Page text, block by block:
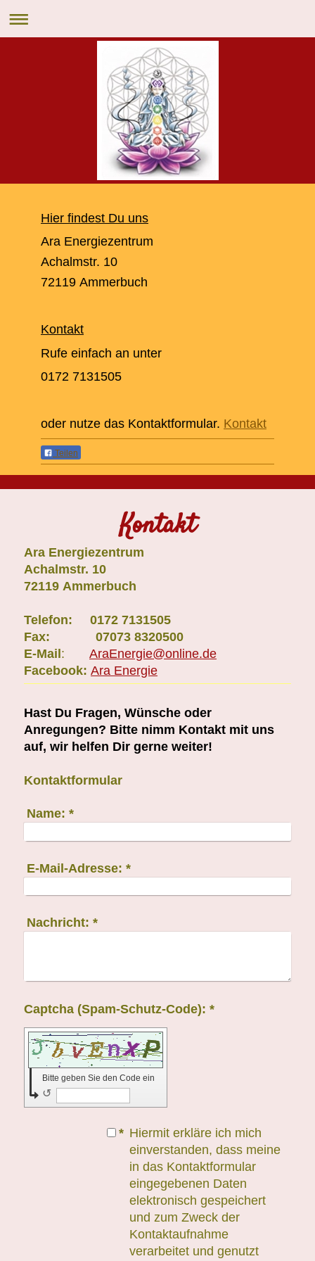
Hier findest Du uns
Ara Energiezentrum
Achalmstr. 10
72119 Ammerbuch
Kontakt
Rufe einfach an unter
0172 7131505
oder nutze das Kontaktformular. Kontakt
Teilen
Kontakt
Ara Energiezentrum
Achalmstr. 10
72119 Ammerbuch
Telefon: 0172 7131505
Fax: 07073 8320500
E-Mail : AraEnergie@online.de
Facebook: Ara Energie
Hast Du Fragen, Wünsche oder
Anregungen? Bitte nimm Kontakt mit uns
auf, wir helfen Dir gerne weiter!
Kontaktformular
Name: *
E-Mail-Adresse: *
Nachricht: *
Captcha (Spam-Schutz-Code): *
Bitte geben Sie den Code ein
↺
* Hiermit erkläre ich mich
einverstanden, dass meine
in das Kontaktformular
eingegebenen Daten
elektronisch gespeichert
und zum Zweck der
Kontaktaufnahme
verarbeitet und genutzt